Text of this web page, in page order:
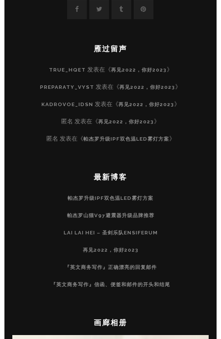
雁过留声
TRUE_HQET 发表在《再见2022，你好2023 》
PREPARATY_VYST 发表在《再见2022，你好2023 》
KADROVOE_IDSN 发表在《再见2022，你好2023 》
匿名 发表在《再见2022，你好2023 》
匿名 发表在《帕杰罗升级IPF双色温LED雾灯方案》
最新博客
帕杰罗升级IPF双色温LED雾灯方案
帕杰罗山猫V97避震器升级品牌推荐
LAI LAI HEI – 圣剑乐队ENSIFERUM
再见2022，你好2023
『英文商务写作』正确漂亮的回复邮件
『英文商务写作』信函、便签和邮件的开头和结尾
画廊相册